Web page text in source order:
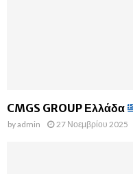
CMGS GROUP Ελλάδα
byadmin 27 Νοεμβρίου 2025